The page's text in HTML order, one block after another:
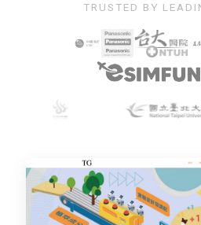
TRUSTED BY